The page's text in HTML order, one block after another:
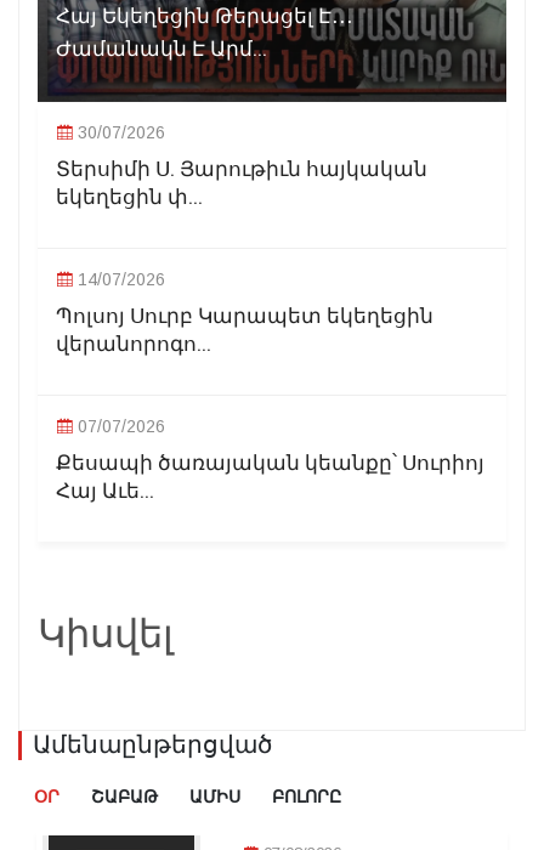
Հայ Եկեղեցին Թերացել Է․․․
Ժամանակն Է Արմ...
30/07/2026
Տերսիմի Ս. Յարութիւն հայկական
եկեղեցին փ...
14/07/2026
Պոլսոյ Սուրբ Կարապետ եկեղեցին
վերանորոգո...
07/07/2026
Քեսապի ծառայական կեանքը՝ Սուրիոյ
Հայ Աւե...
Կիսվել
Ամենաընթերցված
ՕՐ ՇԱԲԱԹ ԱՄԻՍ ԲՈԼՈՐԸ